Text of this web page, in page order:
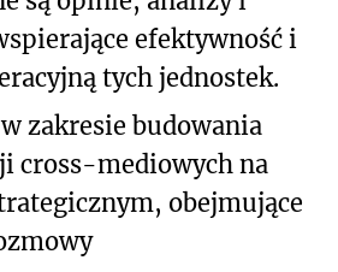
efektywność i
tych jednostek.
zakresie budowania
cross-mediowych na
obejmujące